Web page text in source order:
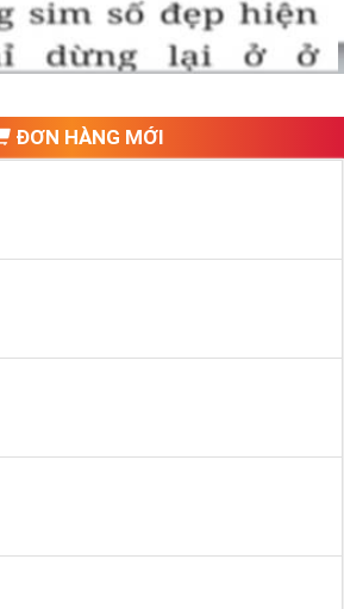
ĐƠN HÀNG MỚI